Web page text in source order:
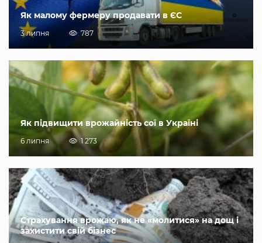
Як малому фермеру продавати в ЄС
3 липня 787
Як підвищити врожайність сої в Україні
6 липня 1 273
Страхування врожаю, як не «молитися» на дощ і
захистити свій бізнес